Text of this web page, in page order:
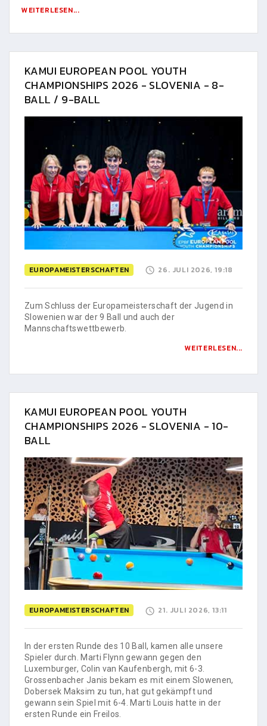
WEITERLESEN...
KAMUI EUROPEAN POOL YOUTH
CHAMPIONSHIPS 2026 - SLOVENIA - 8-
BALL / 9-BALL
EUROPAMEISTERSCHAFTEN 26. JULI 2026, 19:18
Zum Schluss der Europameisterschaft der Jugend in
Slowenien war der 9 Ball und auch der
Mannschaftswettbewerb.
WEITERLESEN...
KAMUI EUROPEAN POOL YOUTH
CHAMPIONSHIPS 2026 - SLOVENIA - 10-
BALL
EUROPAMEISTERSCHAFTEN 21. JULI 2026, 13:11
In der ersten Runde des 10 Ball, kamen alle unsere
Spieler durch. Marti Flynn gewann gegen den
Luxemburger, Colin van Kaufenbergh, mit 6-3.
Grossenbacher Janis bekam es mit einem Slowenen,
Dobersek Maksim zu tun, hat gut gekämpft und
gewann sein Spiel mit 6-4. Marti Louis hatte in der
ersten Runde ein Freilos.